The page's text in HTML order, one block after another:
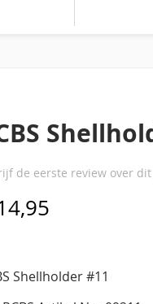
de eerste review over
Shellholder #11